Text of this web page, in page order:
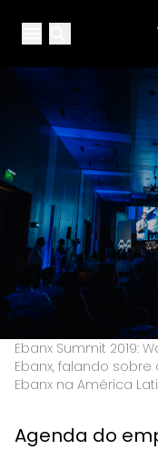
Open main
Ebanx Summit 2019:
Ebanx, falando
Ebanx na América
Agenda do